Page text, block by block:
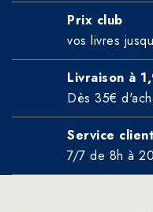
Prix club
vos livres
Livraison à
Dès 35€
Service client
7/7 de 8h à